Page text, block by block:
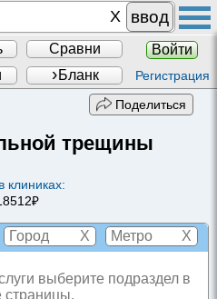
ввод
Сравни
Войти
Бланк Регистрация
Поделиться
трещины
клиниках:
X X
выберите подраздел в
страницы.